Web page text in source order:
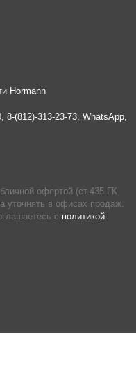
Hormann
8-(812)-313-23-73, WhatsApp,
офертой (ст.435 ГК
уточнять в офисах продаж.
с политикой